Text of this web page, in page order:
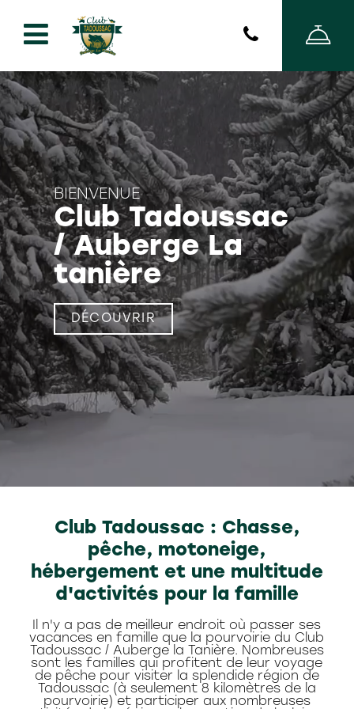
Sacré-Coeur QC G0T 1Y0
BIENVENUE
Club Tadoussac
/ Auberge La
tanière
DÉCOUVRIR
Club Tadoussac : Chasse,
pêche, motoneige,
hébergement et une multitude
d'activités pour la famille
Il n'y a pas de meilleur endroit où passer ses
vacances en famille que la pourvoirie du Club
Tadoussac / Auberge la Tanière. Nombreuses
sont les familles qui profitent de leur voyage
de pêche pour visiter la splendide région de
Tadoussac (à seulement 8 kilomètres de la
pourvoirie) et participer aux nombreuses